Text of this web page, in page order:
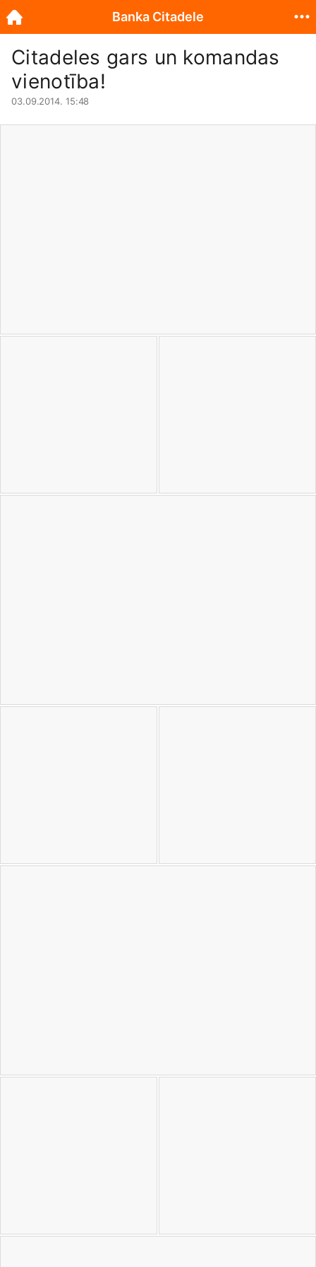
Citadeles gars un komandas
vienotība!
03.09.2014. 15:48
Banka Citadele